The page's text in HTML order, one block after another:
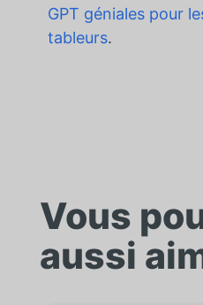
GPT géniales pour
tableurs.
Vous
aussi